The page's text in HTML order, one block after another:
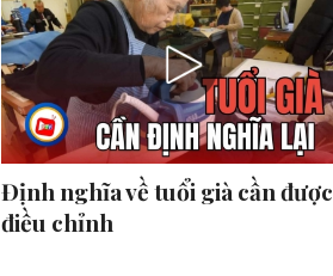
Định nghĩa về tuổi già cần được
điều chỉnh